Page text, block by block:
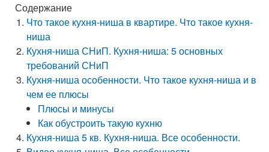
Содержание
Что такое кухня-ниша в квартире. Что такое кухня-
ниша
Кухня-ниша СНиП. Кухня-ниша: 5 основных
требований СНиП
Кухня-ниша особенности. Что такое кухня-ниша и в
чем ее плюсы
Плюсы и минусы
Как обустроить такую кухню
Кухня-ниша 5 кв. Кухня-ниша. Все особенности.